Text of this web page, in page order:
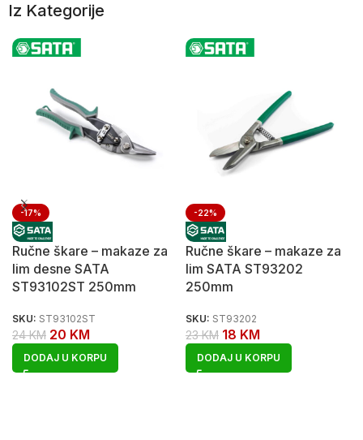
Iz Kategorije
-17%
Ručne škare – makaze za
lim desne SATA
ST93102ST 250mm
SKU: ST93102ST
24KM 20 KM
DODAJ U KORPU
-22%
Ručne škare – makaze za
lim SATA ST93202
250mm
SKU: ST93202
23KM 18 KM
DODAJ U KORPU